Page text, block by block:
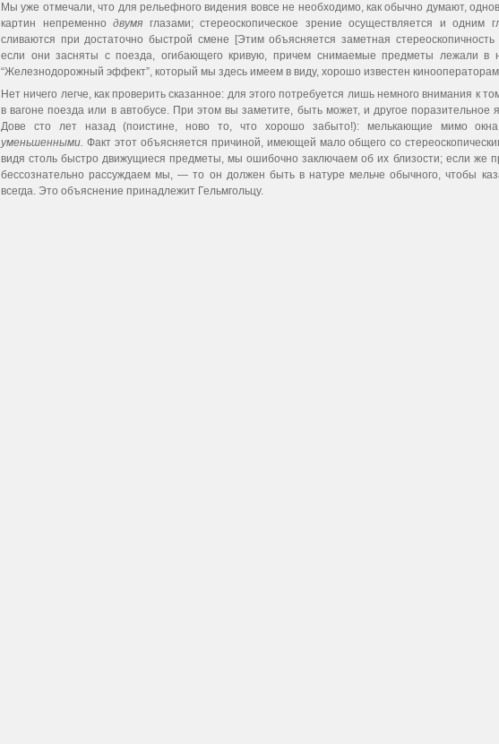
Мы уже отмечали, что для рельефного видения вовсе не необходимо, как обычно думают,
картин непременно двумя глазами; стереоскопическое зрение осуществляется и одним
сливаются при достаточно быстрой смене [Этим объясняется заметная стереоскопичность
если они засняты с поезда, огибающего кривую, причем снимаемые предметы лежали в
“Железнодорожный эффект”, который мы здесь имеем в виду, хорошо известен
Нет ничего легче, как проверить сказанное: для этого потребуется лишь немного внимания к
в вагоне поезда или в автобусе. При этом вы заметите, быть может, и другое поразительное
Дове сто лет назад (поистине, ново то, что хорошо забыто!): мелькающие мимо окна
уменьшенными. Факт этот объясняется причиной, имеющей мало общего со
видя столь быстро движущиеся предметы, мы ошибочно заключаем об их близости; если же
бессознательно рассуждаем мы, — то он должен быть в натуре мельче обычного, чтобы
всегда. Это объяснение принадлежит Гельмгольцу.